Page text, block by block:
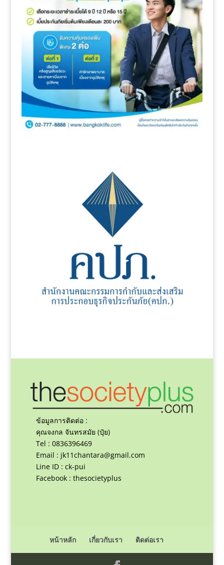
ข้อมูลการติดต่อ :
คุณจงกล จันทรสมัย (ปุ๋ย)
Tel : 0836396469
Email : jk11chantara@gmail.com
Line ID : ck-pui
Facebook : thesocietyplus
หน้าหลัก เกี่ยวกับเรา ติดต่อเรา